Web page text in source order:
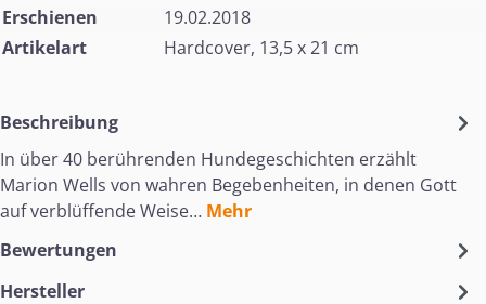
Erschienen
19.02.2018
Artikelart
Hardcover, 13,5 x 21 cm
Beschreibung
In über 40 berührenden Hundegeschichten erzählt
Marion Wells von wahren Begebenheiten, in denen Gott
auf verblüffende Weise… Mehr
Bewertungen
Hersteller